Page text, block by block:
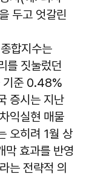
두고 엇갈린
합지수는
를 짓눌렀던
기준 0.48%
증시는 지난
익실현 매물
오히려 1월 상
막 효과를 반영
는 전략적 의